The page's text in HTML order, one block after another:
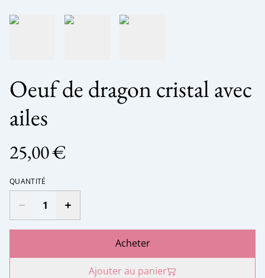
Oeuf de dragon cristal avec
ailes
25,00 €
QUANTITÉ
Acheter
Ajouter au panier